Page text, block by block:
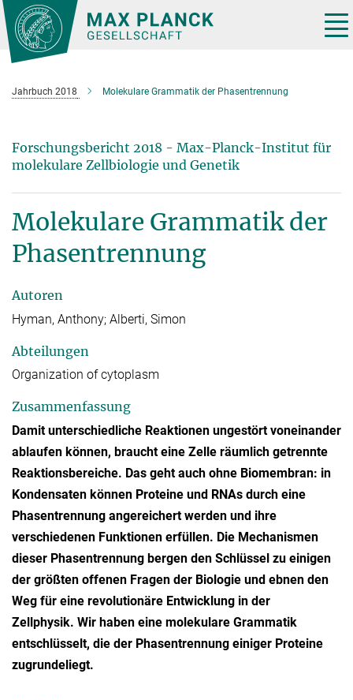
Hauptinhalt
Jahrbuch 2018 Molekulare Grammatik der Phasentrennung
Forschungsbericht 2018 - Max-Planck-Institut für
molekulare Zellbiologie und Genetik
Molekulare Grammatik der
Phasentrennung
Autoren
Hyman, Anthony; Alberti, Simon
Abteilungen
Organization of cytoplasm
Zusammenfassung
Damit unterschiedliche Reaktionen ungestört voneinander
ablaufen können, braucht eine Zelle räumlich getrennte
Reaktionsbereiche. Das geht auch ohne Biomembran: in
Kondensaten können Proteine und RNAs durch eine
Phasentrennung angereichert werden und ihre
verschiedenen Funktionen erfüllen. Die Mechanismen
dieser Phasentrennung bergen den Schlüssel zu einigen
der größten offenen Fragen der Biologie und ebnen den
Weg für eine revolutionäre Entwicklung in der
Zellphysik. Wir haben eine molekulare Grammatik
entschlüsselt, die der Phasentrennung einiger Proteine
zugrundeliegt.